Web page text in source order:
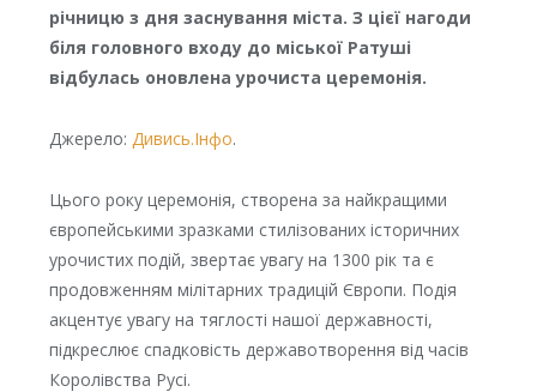
річницю з дня заснування міста. З цієї нагоди
біля головного входу до міської Ратуші
відбулась оновлена урочиста церемонія.
Джерело: Дивись.Інфо.
Цього року церемонія, створена за найкращими
європейськими зразками стилізованих історичних
урочистих подій, звертає увагу на 1300 рік та є
продовженням мілітарних традицій Європи. Подія
акцентує увагу на тяглості нашої державності,
підкреслює спадковість державотворення від часів
Королівства Русі.